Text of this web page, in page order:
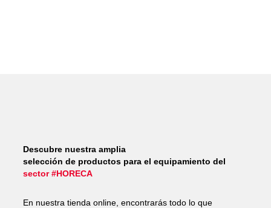
Descubre nuestra amplia
selección de productos para el equipamiento del
sector #HORECA
En nuestra tienda online, encontrarás todo lo que